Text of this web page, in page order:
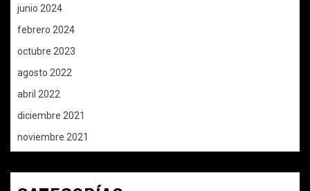
junio 2024
febrero 2024
octubre 2023
agosto 2022
abril 2022
diciembre 2021
noviembre 2021